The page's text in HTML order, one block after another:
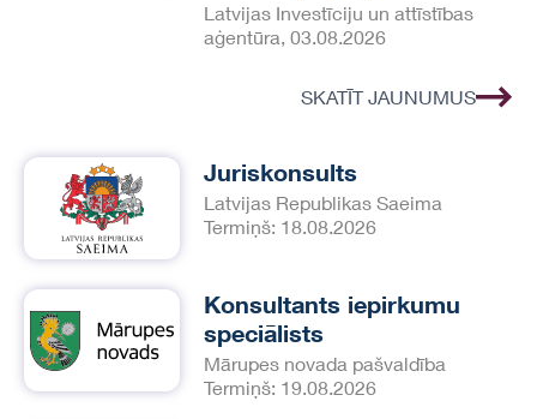
Latvijas Investīciju un attīstības
aģentūra, 03.08.2026
SKATĪT JAUNUMUS
Juriskonsults
Latvijas Republikas Saeima
Termiņš: 18.08.2026
Konsultants iepirkumu
speciālists
Mārupes novada pašvaldība
Termiņš: 19.08.2026